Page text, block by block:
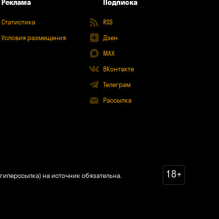
Реклама
Статистика
Условия размещения
Подписка
RSS
Дзен
MAX
ВКонтакте
Телеграм
Рассылка
на источник обязательна. 18+